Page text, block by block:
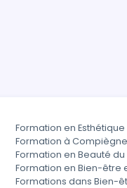
Formation en Esthétique
Formation à Compiègne
Formation en Beauté
Formation en Bien-être
Formations dans Bien-